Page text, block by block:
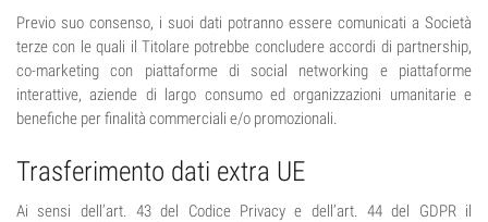
Previo suo consenso, i suoi dati potranno essere comunicati a Società
terze con le quali il Titolare potrebbe concludere accordi di partnership,
co-marketing con piattaforme di social networking e piattaforme
interattive, aziende di largo consumo ed organizzazioni umanitarie e
benefiche per finalità commerciali e/o promozionali.
Trasferimento dati extra UE
Ai sensi dell’art. 43 del Codice Privacy e dell’art. 44 del GDPR il